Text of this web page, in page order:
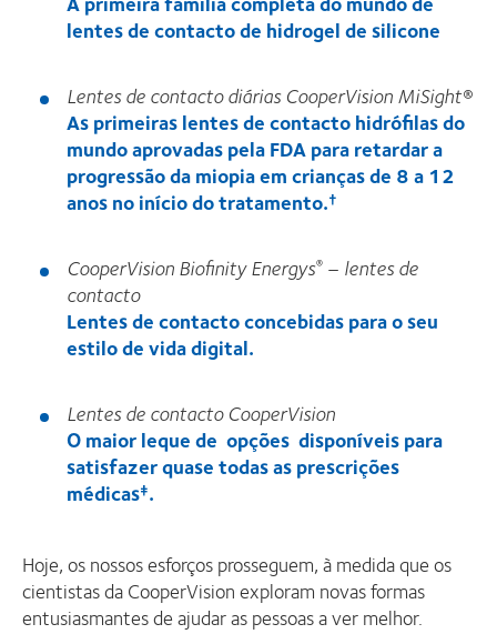
lentes de contacto de hidrogel de silicone
Lentes de contacto diárias CooperVision MiSight®
As primeiras lentes de contacto hidrófilas do
mundo aprovadas pela FDA para retardar a
progressão da miopia em crianças de 8 a 12
anos no início do tratamento.†
CooperVision Biofinity Energys®– lentes de
contacto
Lentes de contacto concebidas para o seu
estilo de vida digital.
Lentes de contacto CooperVision
O maior leque de opções disponíveis para
satisfazer quase todas as prescrições
médicas‡.
Hoje, os nossos esforços prosseguem, à medida que os
cientistas da CooperVision exploram novas formas
entusiasmantes de ajudar as pessoas a ver melhor.